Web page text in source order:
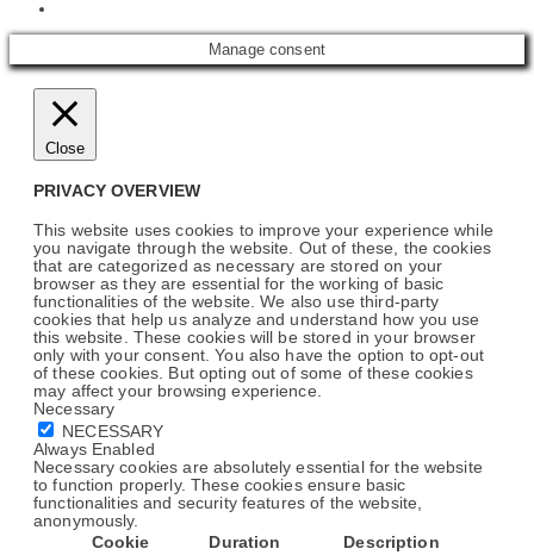
Manage consent
Close
PRIVACY OVERVIEW
This website uses cookies to improve your experience while
you navigate through the website. Out of these, the cookies
that are categorized as necessary are stored on your
browser as they are essential for the working of basic
functionalities of the website. We also use third-party
cookies that help us analyze and understand how you use
this website. These cookies will be stored in your browser
only with your consent. You also have the option to opt-out
of these cookies. But opting out of some of these cookies
may affect your browsing experience.
Necessary
NECESSARY
Always Enabled
Necessary cookies are absolutely essential for the website
to function properly. These cookies ensure basic
functionalities and security features of the website,
anonymously.
Cookie
Duration Description